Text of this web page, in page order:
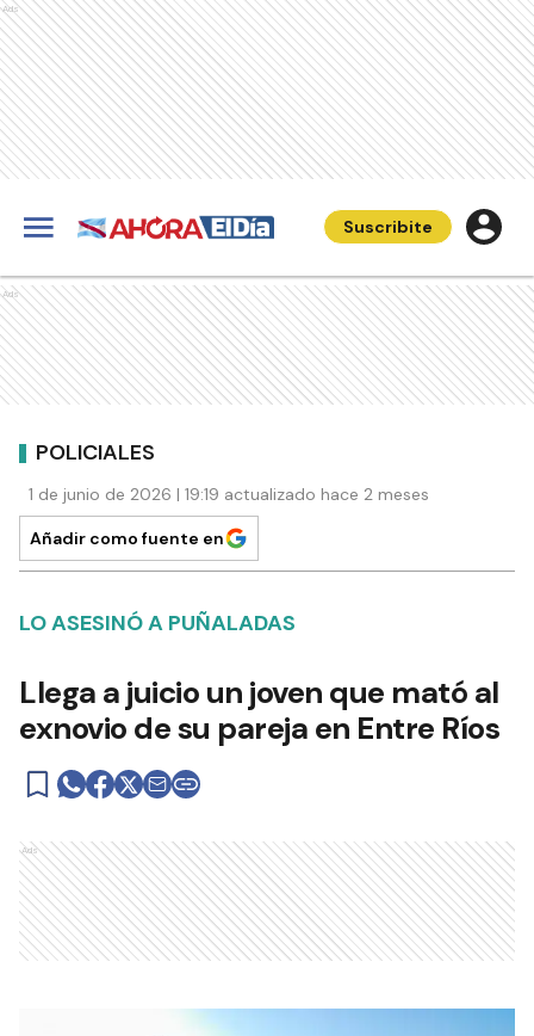
Ads
Suscribite
Ads
POLICIALES
1 de junio de 2026 | 19:19 actualizado hace 2 meses
Añadir como fuente en
LO ASESINÓ A PUÑALADAS
Llega a juicio un joven que mató al
exnovio de su pareja en Entre Ríos
Ads